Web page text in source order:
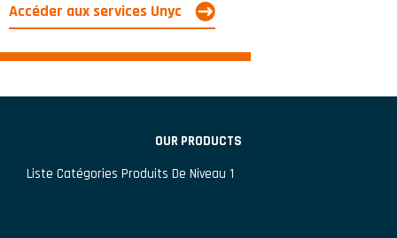
Accéder aux services Unyc
OUR PRODUCTS
Liste Catégories Produits De Niveau 1